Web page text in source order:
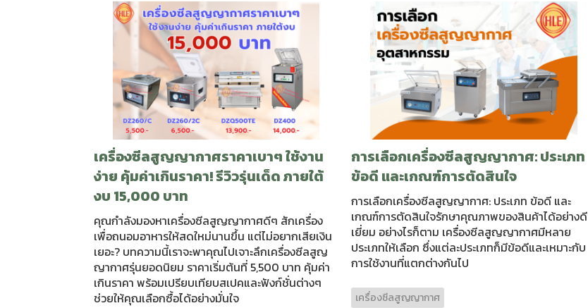
เครื่องซีลสูญญากาศราคาเบาๆ ใช้งาน
ง่าย คุ้มค่าเกินราคา! รีวิวรุ่นเด็ด ภายใต้
งบ 15,000 บาท
คุณกำลังมองหาเครื่องซีลสูญญากาศดีๆ สักเครื่อง
เพื่อถนอมอาหารให้สดใหม่นานขึ้น แต่ไม่อยากเสียเงิน
เยอะ? บทความนี้เราจะพาคุณไปเจาะลึกเครื่องซีลสูญ
ญากาศรุ่นยอดนิยม ราคาเริ่มต้นที่ 5,500 บาท คุ้มค่า
เกินราคา พร้อมเปรียบเทียบสเปคและฟังก์ชั่นต่างๆ
ช่วยให้คุณเลือกซื้อได้อย่างมั่นใจ
การเลือกเครื่องซีลสูญญากาศ: ประเภท
ข้อดี และเกณฑ์การตัดสินใจ
การเลือกเครื่องซีลสูญญากาศ: ประเภท ข้อดี และ
เกณฑ์การตัดสินใจรักษาคุณภาพของสินค้าได้อย่างดี
เยี่ยม อย่างไรก็ตาม เครื่องซีลสูญญากาศมีหลาย
ประเภทให้เลือก ซึ่งแต่ละประเภทก็มีข้อดีและเหมาะกับ
การใช้งานที่แตกต่างกันไป
เครื่องซีลสูญญากาศ